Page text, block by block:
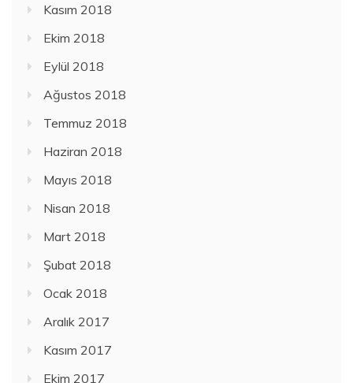
Kasım 2018
Ekim 2018
Eylül 2018
Ağustos 2018
Temmuz 2018
Haziran 2018
Mayıs 2018
Nisan 2018
Mart 2018
Şubat 2018
Ocak 2018
Aralık 2017
Kasım 2017
Ekim 2017